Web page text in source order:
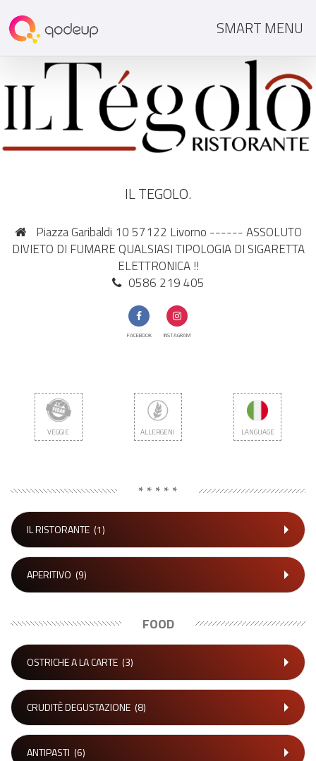
SMART MENU
IL TEGOLO.
Piazza Garibaldi 10 57122 Livorno ------ ASSOLUTO
DIVIETO DI FUMARE QUALSIASI TIPOLOGIA DI SIGARETTA
ELETTRONICA !!
0586 219 405
FACEBOOK INSTAGRAM
VEGGIE ALLERGENI LANGUAGE
* * * * *
IL RISTORANTE (1)
APERITIVO (9)
FOOD
OSTRICHE A LA CARTE (3)
CRUDITÈ DEGUSTAZIONE (8)
ANTIPASTI (6)